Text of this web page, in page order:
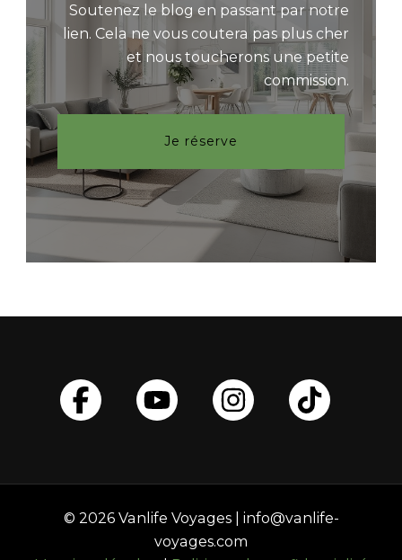
Soutenez le blog en passant par notre
lien. Cela ne vous coutera pas plus cher
et nous toucherons une petite
commission.
Je réserve
© 2026 Vanlife Voyages | info@vanlife-
voyages.com